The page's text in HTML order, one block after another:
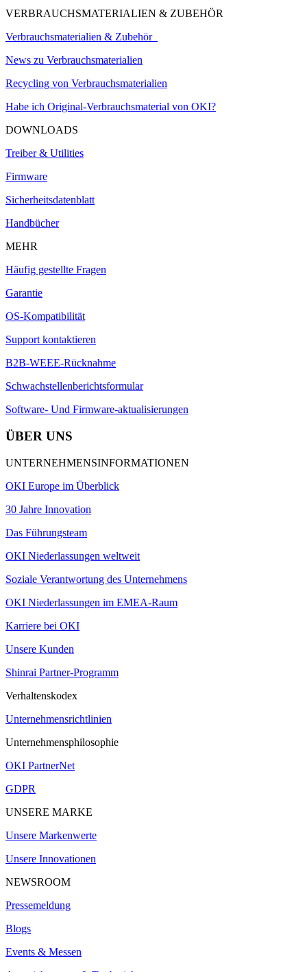
VERBRAUCHSMATERIALIEN & ZUBEHÖR
Verbrauchsmaterialien & Zubehör
News zu Verbrauchsmaterialien
Recycling von Verbrauchsmaterialien
Habe ich Original-Verbrauchsmaterial von OKI?
DOWNLOADS
Treiber & Utilities
Firmware
Sicherheitsdatenblatt
Handbücher
MEHR
Häufig gestellte Fragen
Garantie
OS-Kompatibilität
Support kontaktieren
B2B-WEEE-Rücknahme
Schwachstellenberichtsformular
Software- Und Firmware-aktualisierungen
ÜBER UNS
UNTERNEHMENSINFORMATIONEN
OKI Europe im Überblick
30 Jahre Innovation
Das Führungsteam
OKI Niederlassungen weltweit
Soziale Verantwortung des Unternehmens
OKI Niederlassungen im EMEA-Raum
Karriere bei OKI
Unsere Kunden
Shinrai Partner-Programm
Verhaltenskodex
Unternehmensrichtlinien
Unternehmensphilosophie
OKI PartnerNet
GDPR
UNSERE MARKE
Unsere Markenwerte
Unsere Innovationen
NEWSROOM
Pressemeldung
Blogs
Events & Messen